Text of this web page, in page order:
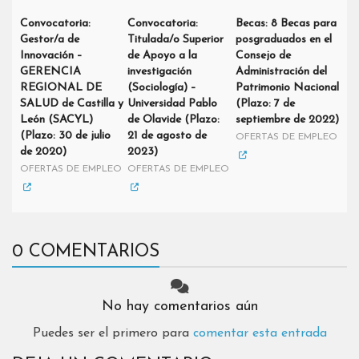
Convocatoria:
Gestor/a de
Innovación –
GERENCIA
REGIONAL DE
SALUD de Castilla y
León (SACYL)
(Plazo: 30 de julio
de 2020)
OFERTAS DE EMPLEO
Convocatoria:
Titulada/o Superior
de Apoyo a la
investigación
(Sociología) –
Universidad Pablo
de Olavide (Plazo:
21 de agosto de
2023)
OFERTAS DE EMPLEO
Becas: 8 Becas para
posgraduados en el
Consejo de
Administración del
Patrimonio Nacional
(Plazo: 7 de
septiembre de 2022)
OFERTAS DE EMPLEO
0 COMENTARIOS
No hay comentarios aún
Puedes ser el primero para comentar esta entrada